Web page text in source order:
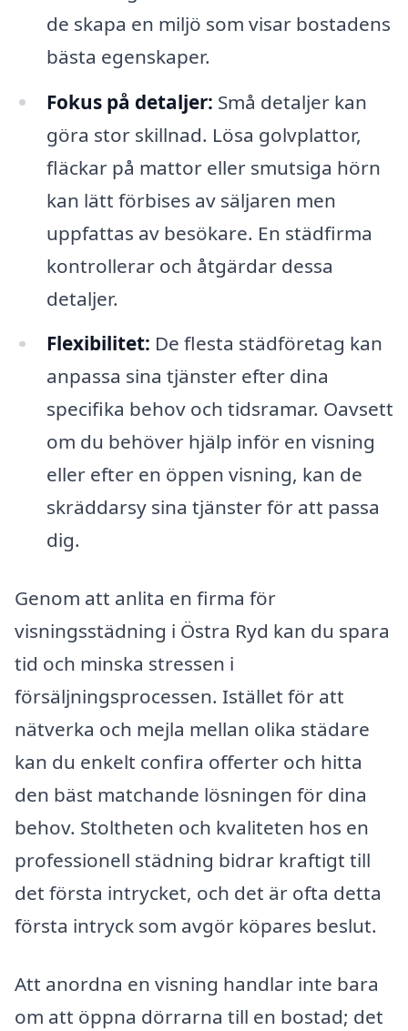
de skapa en miljö som visar bostadens
bästa egenskaper.
Fokus på detaljer: Små detaljer kan
göra stor skillnad. Lösa golvplattor,
fläckar på mattor eller smutsiga hörn
kan lätt förbises av säljaren men
uppfattas av besökare. En städfirma
kontrollerar och åtgärdar dessa
detaljer.
Flexibilitet: De flesta städföretag kan
anpassa sina tjänster efter dina
specifika behov och tidsramar. Oavsett
om du behöver hjälp inför en visning
eller efter en öppen visning, kan de
skräddarsy sina tjänster för att passa
dig.
Genom att anlita en firma för
visningsstädning i Östra Ryd kan du spara
tid och minska stressen i
försäljningsprocessen. Istället för att
nätverka och mejla mellan olika städare
kan du enkelt confira offerter och hitta
den bäst matchande lösningen för dina
behov. Stoltheten och kvaliteten hos en
professionell städning bidrar kraftigt till
det första intrycket, och det är ofta detta
första intryck som avgör köpares beslut.
Att anordna en visning handlar inte bara
om att öppna dörrarna till en bostad; det